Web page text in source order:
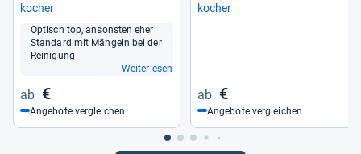
ko­cher
Optisch top, ansons­ten eher
Stan­dard mit Män­geln bei der
Rei­ni­gung
Weiterlesen
€
Angebote vergleichen
ko­cher
€
Angebote vergleichen